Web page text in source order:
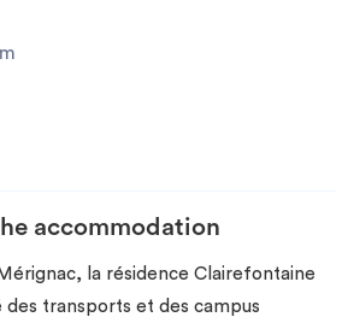
accommodation
la résidence Clairefontaine
des transports et des campus